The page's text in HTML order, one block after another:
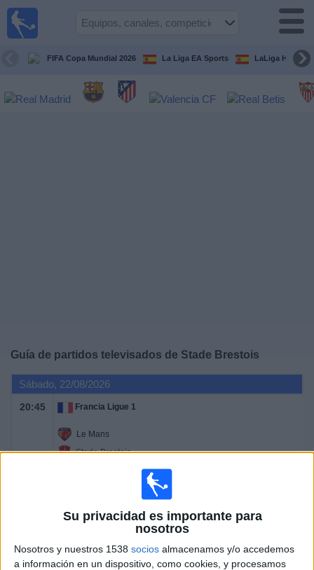
Su privacidad es importante para
nosotros
Nosotros y nuestros 1538 socios almacenamos y/o accedemos
a información en un dispositivo, como cookies, y procesamos
FIFA Copa Mundial 2026 La Liga EA Sports LaLiga
Guía de partidos televisados de Stade Brestois
Sábado, 22/08/2026
20:45 Francia Ligue 1
Le Mans
Stade Brestois
DAZN (Ver en directo)
Sábado, 29/08/2026
Stade Brestois
Guía de
Televisados
Noticias